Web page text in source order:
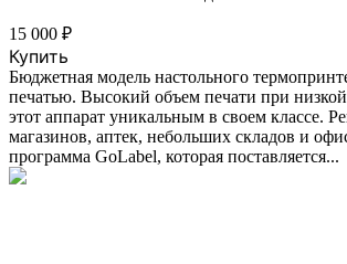
15 000 ₽
Купить
Бюджетная модель настольного
печатью. Высокий объем печати при низкой
этот аппарат уникальным в своем классе.
магазинов, аптек, небольших складов и
программа GoLabel, которая поставляется...